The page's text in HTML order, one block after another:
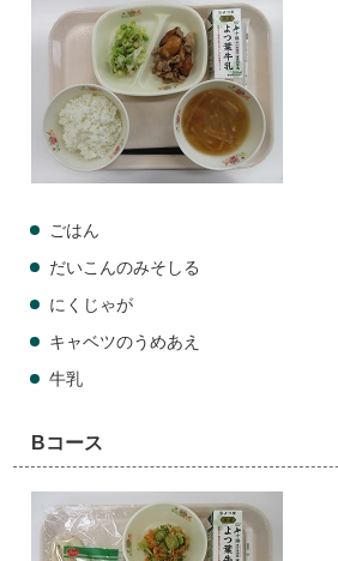
ごはん
だいこんのみそしる
にくじゃが
キャベツのうめあえ
牛乳
Bコース